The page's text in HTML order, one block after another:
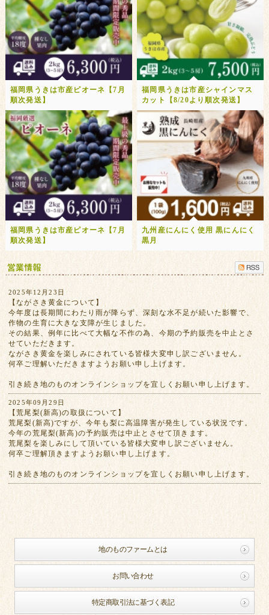
福岡県うきは市産ピオーネ【7月
順次発送】
福岡県うきは市産シャインマス
カット【8/20より順次発送】
福岡県うきは市産ピオーネ【7月
順次発送】
九州産にんにく使用 黒にんにく
黒月
2025年12月23日
【ながさき黄金について】
今年度は長期間にわたり雨が降らず、深刻な水不足が続いた影響で、
作物の生育に大きな支障が生じました。
その結果、例年に比べて大幅な不作の為、今期の予約販売を中止とさ
せていただきます。
ながさき黄金を楽しみにされている皆様大変申し訳ございません。
何卒ご理解いただきますようお願い申し上げます。
引き続き地のものオンラインショップを宜しくお願い申し上げます。
2025年09月29日
【荒尾梨(新高)の取扱について】
荒尾梨(新高)ですが、今年も梨に高温障害が発生している状況です。
今年の荒尾梨(新高)の予約販売は中止とさせて頂きます。
荒尾梨を楽しみにして頂いている皆様大変申し訳ございません。
何卒ご理解頂きますようお願い申し上げます。
引き続き地のものオンラインショップを宜しくお願い申し上げます。
地のものファームとは
お問い合わせ
特定商取引法に基づく表記